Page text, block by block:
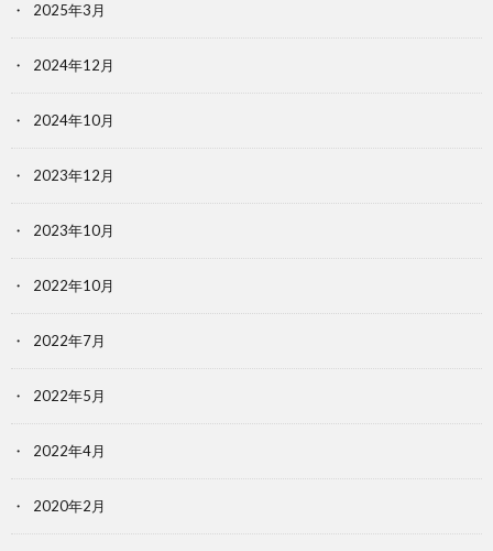
2025年3月
2024年12月
2024年10月
2023年12月
2023年10月
2022年10月
2022年7月
2022年5月
2022年4月
2020年2月